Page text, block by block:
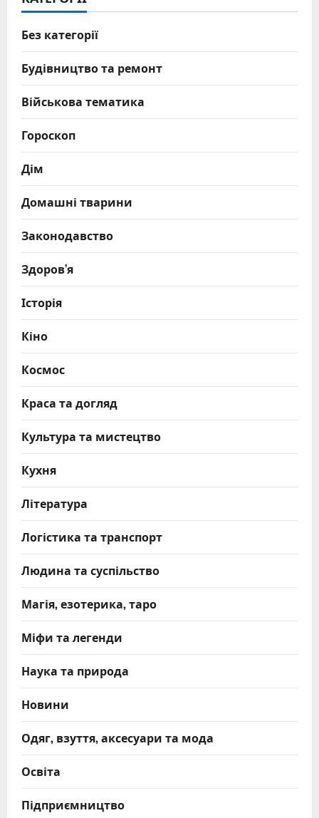
Без категорії
Будівництво та ремонт
Військова тематика
Гороскоп
Дім
Домашні тварини
Законодавство
Здоров’я
Історія
Кіно
Космос
Краса та догляд
Культура та мистецтво
Кухня
Література
Логістика та транспорт
Людина та суспільство
Магія, езотерика, таро
Міфи та легенди
Наука та природа
Новини
Одяг, взуття, аксесуари та мода
Освіта
Підприємництво